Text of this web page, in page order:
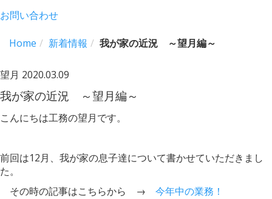
お問い合わせ
Home 新着情報 我が家の近況 ～望月編～
望月 2020.03.09
我が家の近況 ～望月編～
こんにちは工務の望月です。
前回は12月、我が家の息子達について書かせていただきまし
た。
その時の記事はこちらから → 今年中の業務！